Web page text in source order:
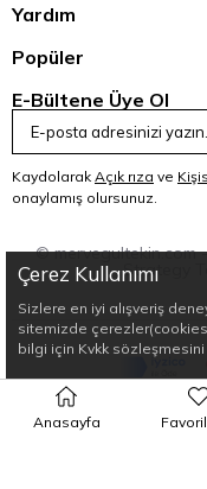
Yardım
Popüler
E-Bültene Üye Ol
Kaydolarak Açık rıza ve
onaylamış olursunuz.
© mervegultekin.com -
Strategy
Çerez Kullanımı
Sizlere en iyi alışveriş
sitemizde
bilgi için Kvkk
Anasayfa